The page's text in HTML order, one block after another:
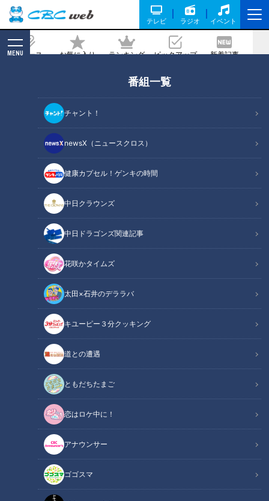
テレビ ラジオ イベント
ニュース お気に入り ランキング ピックアップ 新着記事
MENU
番組一覧
チャント！
newsX（ニュースクロス）
健康カプセル！ゲンキの時間
中日クラウンズ
中日ドラゴンズ関連記事
花咲かタイムズ
太田×石井のデララバ
キユーピー３分クッキング
道との遭遇
ともだちたまご
恋はロケ中に！
アナウンサー
ゴゴスマ
曲がる” 「木のマスクケース」
記事に戻る
近藤サトもびっくり！最新技術で“木が曲がる” 「木のマスクケース」
この記事の画像